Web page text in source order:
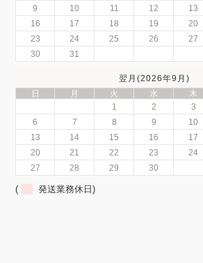
9
10 11 12 13
16
17 18 19 20
23
24 25 26 27
30
31
翌月(2026年9月)
日
月 火 水 木
1
2 3
6
7 8 9 10
13
14 15 16 17
20
21 22 23 24
27
28 29 30
( 発送業務休日)